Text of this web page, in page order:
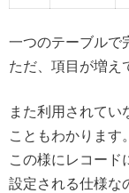
一つのテーブルで
ただ、項目が増え
また利用されてい
こともわかります。
この様にレコード
設定される仕様な